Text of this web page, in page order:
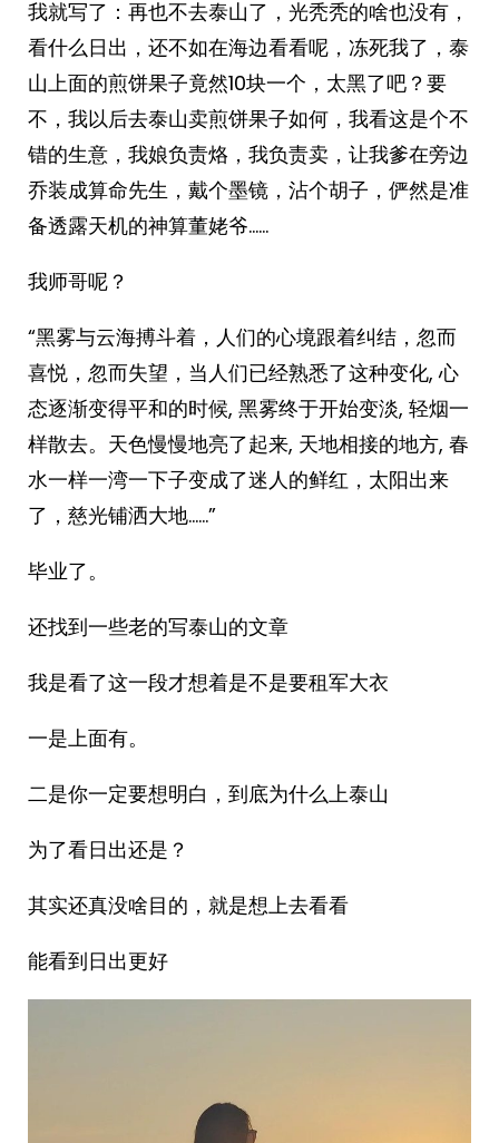
我就写了：再也不去泰山了，光秃秃的啥也没有，
看什么日出，还不如在海边看看呢，冻死我了，泰
山上面的煎饼果子竟然10块一个，太黑了吧？要
不，我以后去泰山卖煎饼果子如何，我看这是个不
错的生意，我娘负责烙，我负责卖，让我爹在旁边
乔装成算命先生，戴个墨镜，沾个胡子，俨然是准
备透露天机的神算董姥爷……
我师哥呢？
“黑雾与云海搏斗着，人们的心境跟着纠结，忽而
喜悦，忽而失望，当人们已经熟悉了这种变化, 心
态逐渐变得平和的时候, 黑雾终于开始变淡, 轻烟一
样散去。天色慢慢地亮了起来, 天地相接的地方, 春
水一样一湾一下子变成了迷人的鲜红，太阳出来
了，慈光铺洒大地……”
毕业了。
还找到一些老的写泰山的文章
我是看了这一段才想着是不是要租军大衣
一是上面有。
二是你一定要想明白，到底为什么上泰山
为了看日出还是？
其实还真没啥目的，就是想上去看看
能看到日出更好